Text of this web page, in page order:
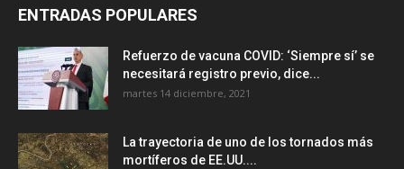
ENTRADAS POPULARES
Refuerzo de vacuna COVID: ‘Siempre sí’ se
necesitará registro previo, dice...
martes 14 diciembre, 2021
La trayectoria de uno de los tornados más
mortíferos de EE.UU....